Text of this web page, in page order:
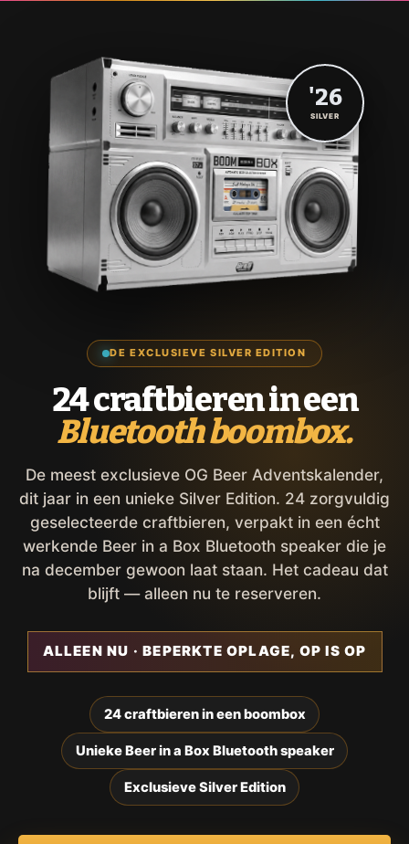
DE EXCLUSIEVE SILVER EDITION
24 craftbieren in een
Bluetooth boombox.
De meest exclusieve OG Beer Adventskalender,
dit jaar in een unieke Silver Edition. 24 zorgvuldig
geselecteerde craftbieren, verpakt in een écht
werkende Beer in a Box Bluetooth speaker die je
na december gewoon laat staan. Het cadeau dat
blijft — alleen nu te reserveren.
ALLEEN NU · BEPERKTE OPLAGE, OP IS OP
24 craftbieren in een boombox
Unieke Beer in a Box Bluetooth speaker
Exclusieve Silver Edition
'26
SILVER